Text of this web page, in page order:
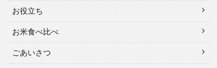
お役立ち
お米食べ比べ
ごあいさつ